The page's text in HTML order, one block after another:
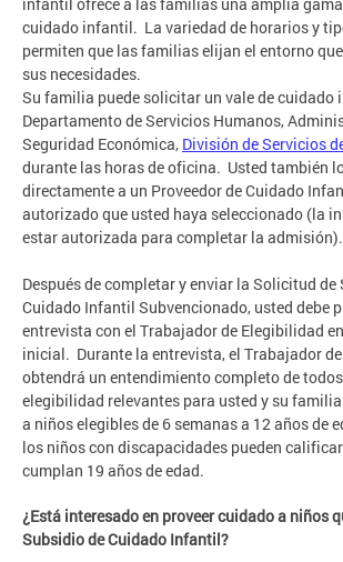
cuidado infantil. La variedad de horarios y
permiten que las familias elijan el entorno
sus necesidades.
Su familia puede solicitar un vale de
Departamento de Servicios Humanos,
Seguridad Económica, División de Servicios
durante las horas de oficina. Usted también
directamente a un Proveedor de Cuidado
autorizado que usted haya seleccionado (la
estar autorizada para completar la admisión).
Después de completar y enviar la Solicitud de
Cuidado Infantil Subvencionado, usted debe
entrevista con el Trabajador de Elegibilidad
inicial. Durante la entrevista, el Trabajador
obtendrá un entendimiento completo de
elegibilidad relevantes para usted y su
a niños elegibles de 6 semanas a 12 años de
los niños con discapacidades pueden
cumplan 19 años de edad.
¿Está interesado en proveer cuidado a niños
Subsidio de Cuidado Infantil?